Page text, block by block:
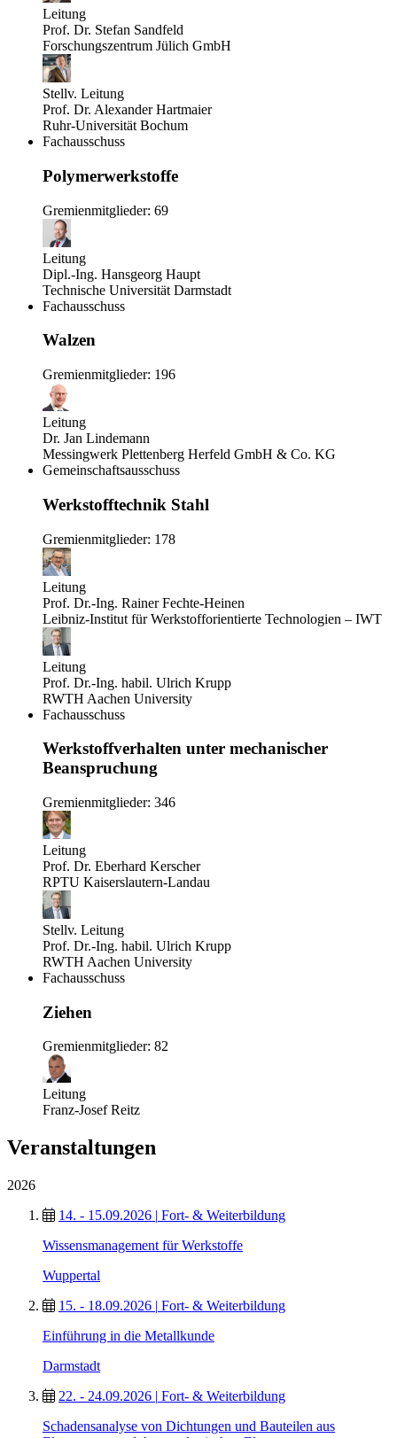
Leitung
Prof. Dr. Stefan Sandfeld
Forschungszentrum Jülich GmbH
Stellv. Leitung
Prof. Dr. Alexander Hartmaier
Ruhr-Universität Bochum
Fachausschuss
Polymerwerkstoffe
Gremienmitglieder: 69
Leitung
Dipl.-Ing. Hansgeorg Haupt
Technische Universität Darmstadt
Fachausschuss
Walzen
Gremienmitglieder: 196
Leitung
Dr. Jan Lindemann
Messingwerk Plettenberg Herfeld GmbH & Co. KG
Gemeinschaftsausschuss
Werkstofftechnik Stahl
Gremienmitglieder: 178
Leitung
Prof. Dr.-Ing. Rainer Fechte-Heinen
Leibniz-Institut für Werkstofforientierte Technologien – IWT
Leitung
Prof. Dr.-Ing. habil. Ulrich Krupp
RWTH Aachen University
Fachausschuss
Werkstoffverhalten unter mechanischer
Beanspruchung
Gremienmitglieder: 346
Leitung
Prof. Dr. Eberhard Kerscher
RPTU Kaiserslautern-Landau
Stellv. Leitung
Prof. Dr.-Ing. habil. Ulrich Krupp
RWTH Aachen University
Fachausschuss
Ziehen
Gremienmitglieder: 82
Leitung
Franz-Josef Reitz
Veranstaltungen
2026
14. - 15.09.2026 | Fort- & Weiterbildung
Wissensmanagement für Werkstoffe
Wuppertal
15. - 18.09.2026 | Fort- & Weiterbildung
Einführung in die Metallkunde
Darmstadt
22. - 24.09.2026 | Fort- & Weiterbildung
Schadensanalyse von Dichtungen und Bauteilen aus